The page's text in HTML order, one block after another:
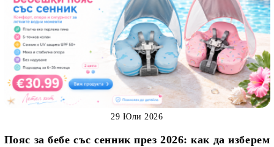
Пояс за бебе със сенник през 2026: как да изберем
29 Юли 2026